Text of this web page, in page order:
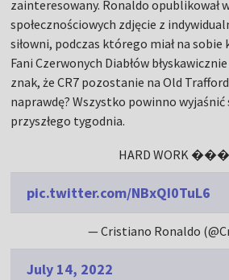
zainteresowany. Ronaldo opublikował
społecznościowych zdjęcie z
siłowni, podczas którego miał na sobie
Fani Czerwonych Diabłów
znak, że CR7 pozostanie na Old
naprawdę? Wszystko powinno wyjaśnić
przyszłego tygodnia.
HARD WORK
pic.twitter.com/NBxQI0TuL6
— Cristiano Ronaldo
July 14, 2022